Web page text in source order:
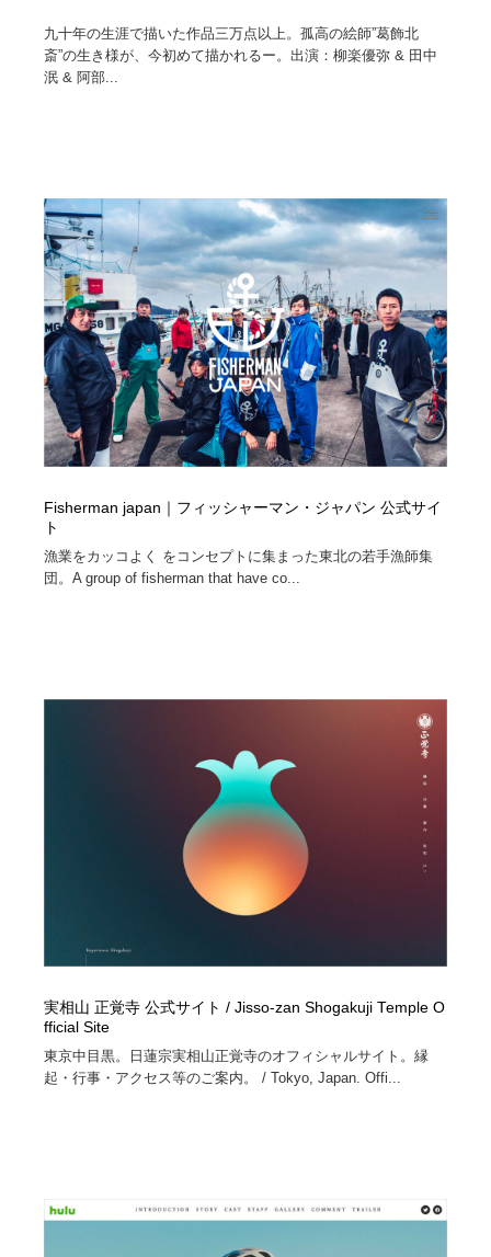
九十年の生涯で描いた作品三万点以上。孤高の絵師”葛飾北
斎”の生き様が、今初めて描かれるー。出演：柳楽優弥 & 田中
泯 & 阿部...
Fisherman japan｜フィッシャーマン・ジャパン 公式サイ
ト
漁業をカッコよく をコンセプトに集まった東北の若手漁師集
団。A group of fisherman that have co...
実相山 正覚寺 公式サイト / Jisso-zan Shogakuji Temple O
fficial Site
東京中目黒。日蓮宗実相山正覚寺のオフィシャルサイト。縁
起・行事・アクセス等のご案内。 / Tokyo, Japan. Offi...